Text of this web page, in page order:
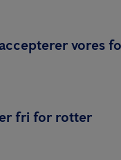
vores
fri for rotter